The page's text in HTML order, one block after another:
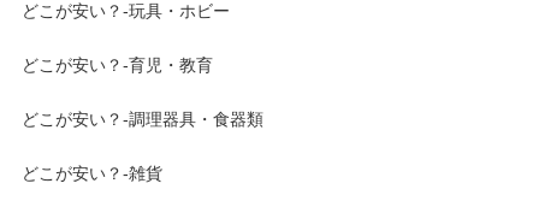
どこが安い？-玩具・ホビー
どこが安い？-育児・教育
どこが安い？-調理器具・食器類
どこが安い？-雑貨